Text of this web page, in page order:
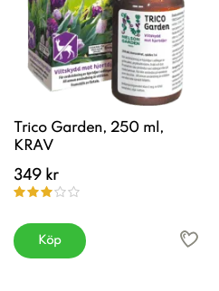
Trico Garden, 250 ml,
KRAV
349 kr
Köp